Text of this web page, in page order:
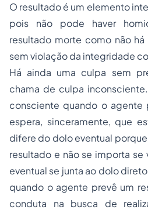
O resultado é um elemento
pois não pode haver
resultado morte como não
sem violação da integridade
Há ainda uma culpa sem
chama de culpa
consciente quando o agente
espera, sinceramente, que
difere do dolo eventual
resultado e não se importa se
eventual se junta ao dolo
quando o agente prevê um
conduta na busca de